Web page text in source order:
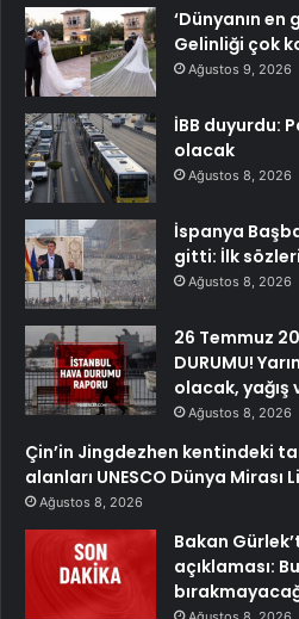
‘Dünyanın en
Gelinliği çok
Ağustos 9, 2026
İBB duyurdu:
olacak
Ağustos 8, 2026
İspanya
gitti: İlk
Ağustos 8, 2026
26 Temmuz
DURUMU!
olacak, yağış
Ağustos 8, 2026
Çin’in Jingdezhen kentindeki
alanları UNESCO Dünya Mirası
Ağustos 8, 2026
Bakan
açıklaması: